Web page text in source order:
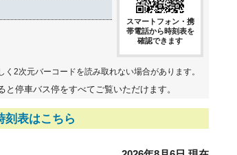
スマートフォン・携
帯電話から時刻表を
確認できます
2次元バーコードを読み取れない場合があります。
停車バス停をすべてご覧いただけます。
刻表はこちら